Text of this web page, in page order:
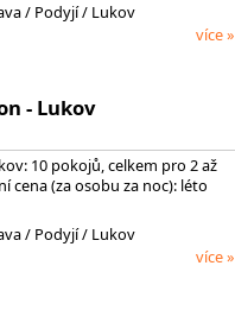
/ Podyjí/ Lukov
více »
- Lukov
10 pokojů, celkem pro 2 až
cena (za osobu za noc): léto
/ Podyjí/ Lukov
více »